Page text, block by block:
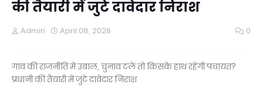
की तैयारी में जुटे दावेदार निराश
Admin April 08, 2026 0
गांव की राजनीति में उबाल, चुनाव टले तो किसके हाथ रहेगी पंचायत?
प्रधानी की तैयारी में जुटे दावेदार निराश